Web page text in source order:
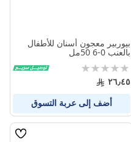
بيوربير معجون أسنان للأطفال
بالعنب 0-6 50مل
Rating:
0%
٢٦٫٤٥
أضف إلى عربة التسوق
قائمة